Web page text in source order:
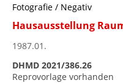
Fotografie / Negativ
Hausausstellung
1987.01.
DHMD 2021/386.26
Reprovorlage vorhanden